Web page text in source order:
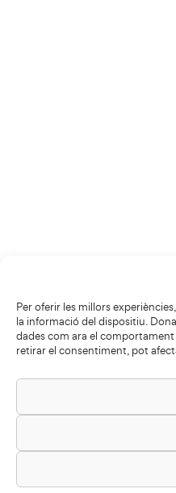
Per oferir les millors
la informació del dispositiu.
dades com ara el
retirar el consentiment, pot